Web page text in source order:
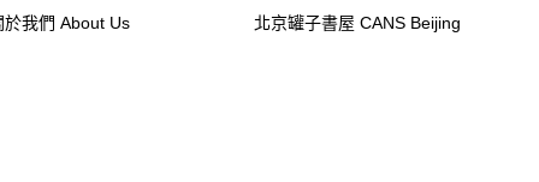
於我們 About Us 北京罐子書屋 CANS Beijing